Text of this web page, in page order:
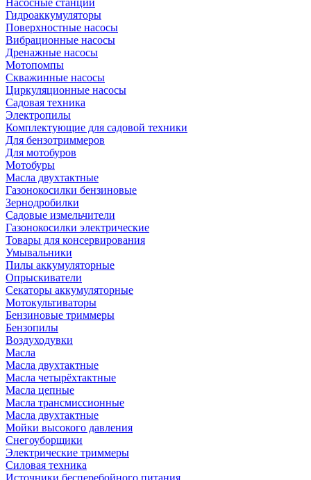
Насосные станции
Гидроаккумуляторы
Поверхностные насосы
Вибрационные насосы
Дренажные насосы
Мотопомпы
Скважинные насосы
Циркуляционные насосы
Садовая техника
Электропилы
Комплектующие для садовой техники
Для бензотриммеров
Для мотобуров
Мотобуры
Масла двухтактные
Газонокосилки бензиновые
Зернодробилки
Садовые измельчители
Газонокосилки электрические
Товары для консервирования
Умывальники
Пилы аккумуляторные
Опрыскиватели
Секаторы аккумуляторные
Мотокультиваторы
Бензиновые триммеры
Бензопилы
Воздуходувки
Масла
Масла двухтактные
Масла четырёхтактные
Масла цепные
Масла трансмиссионные
Масла двухтактные
Мойки высокого давления
Снегоуборщики
Электрические триммеры
Силовая техника
Источники бесперебойного питания